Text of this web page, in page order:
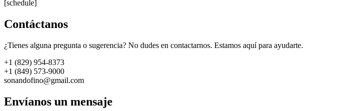
[schedule]
Contáctanos
¿Tienes alguna pregunta o sugerencia? No dudes en contactarnos. Estamos aquí para ayudarte.
+1 (829) 954-8373
+1 (849) 573-9000
sonandofino@gmail.com
Envíanos un mensaje